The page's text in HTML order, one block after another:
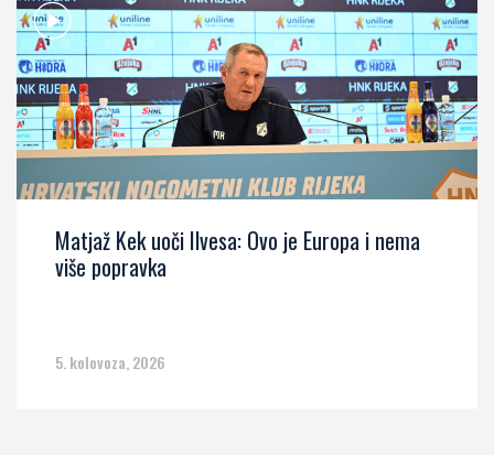
Matjaž Kek uoči Ilvesa: Ovo je Europa i nema
više popravka
5. kolovoza, 2026